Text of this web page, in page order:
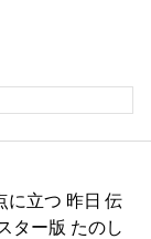
に立つ 昨日 伝
ター版 たのし